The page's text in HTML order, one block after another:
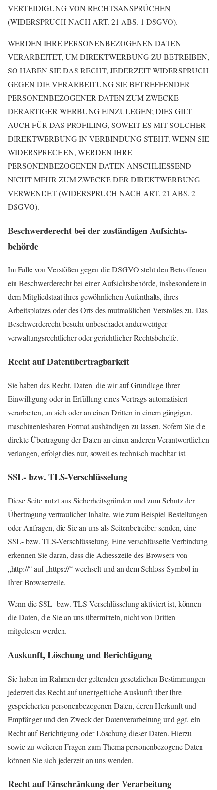
VERTEIDIGUNG VON RECHTSANSPRÜCHEN
(WIDERSPRUCH NACH ART. 21 ABS. 1 DSGVO).
WERDEN IHRE PERSONENBEZOGENEN DATEN
VERARBEITET, UM DIREKTWERBUNG ZU BETREIBEN,
SO HABEN SIE DAS RECHT, JEDERZEIT WIDERSPRUCH
GEGEN DIE VERARBEITUNG SIE BETREFFENDER
PERSONENBEZOGENER DATEN ZUM ZWECKE
DERARTIGER WERBUNG EINZULEGEN; DIES GILT
AUCH FÜR DAS PROFILING, SOWEIT ES MIT SOLCHER
DIREKTWERBUNG IN VERBINDUNG STEHT. WENN SIE
WIDERSPRECHEN, WERDEN IHRE
PERSONENBEZOGENEN DATEN ANSCHLIESSEND
NICHT MEHR ZUM ZWECKE DER DIREKTWERBUNG
VERWENDET (WIDERSPRUCH NACH ART. 21 ABS. 2
DSGVO).
Beschwerde­recht bei der zuständigen Aufsichts­
behörde
Im Falle von Verstößen gegen die DSGVO steht den Betroffenen
ein Beschwerderecht bei einer Aufsichtsbehörde, insbesondere in
dem Mitgliedstaat ihres gewöhnlichen Aufenthalts, ihres
Arbeitsplatzes oder des Orts des mutmaßlichen Verstoßes zu. Das
Beschwerderecht besteht unbeschadet anderweitiger
verwaltungsrechtlicher oder gerichtlicher Rechtsbehelfe.
Recht auf Daten­übertrag­barkeit
Sie haben das Recht, Daten, die wir auf Grundlage Ihrer
Einwilligung oder in Erfüllung eines Vertrags automatisiert
verarbeiten, an sich oder an einen Dritten in einem gängigen,
maschinenlesbaren Format aushändigen zu lassen. Sofern Sie die
direkte Übertragung der Daten an einen anderen Verantwortlichen
verlangen, erfolgt dies nur, soweit es technisch machbar ist.
SSL- bzw. TLS-Verschlüsselung
Diese Seite nutzt aus Sicherheitsgründen und zum Schutz der
Übertragung vertraulicher Inhalte, wie zum Beispiel Bestellungen
oder Anfragen, die Sie an uns als Seitenbetreiber senden, eine
SSL- bzw. TLS-Verschlüsselung. Eine verschlüsselte Verbindung
erkennen Sie daran, dass die Adresszeile des Browsers von
„http://“ auf „https://“ wechselt und an dem Schloss-Symbol in
Ihrer Browserzeile.
Wenn die SSL- bzw. TLS-Verschlüsselung aktiviert ist, können
die Daten, die Sie an uns übermitteln, nicht von Dritten
mitgelesen werden.
Auskunft, Löschung und Berichtigung
Sie haben im Rahmen der geltenden gesetzlichen Bestimmungen
jederzeit das Recht auf unentgeltliche Auskunft über Ihre
gespeicherten personenbezogenen Daten, deren Herkunft und
Empfänger und den Zweck der Datenverarbeitung und ggf. ein
Recht auf Berichtigung oder Löschung dieser Daten. Hierzu
sowie zu weiteren Fragen zum Thema personenbezogene Daten
können Sie sich jederzeit an uns wenden.
Recht auf Einschränkung der Verarbeitung